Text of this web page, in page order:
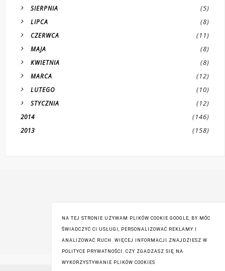
SIERPNIA (5)
LIPCA (8)
CZERWCA (11)
MAJA (8)
KWIETNIA (8)
MARCA (12)
LUTEGO (10)
STYCZNIA (12)
2014 (146)
2013 (158)
NA TEJ STRONIE UŻYWAM PLIKÓW COOKIE GOOGLE, BY MÓC
ŚWIADCZYĆ CI USŁUGI, PERSONALIZOWAĆ REKLAMY I
ANALIZOWAĆ RUCH. WIĘCEJ INFORMACJI ZNAJDZIESZ W
POLITYCE PRYWATNOŚCI. CZY ZGADZASZ SIĘ NA
WYKORZYSTYWANIE PLIKÓW COOKIES